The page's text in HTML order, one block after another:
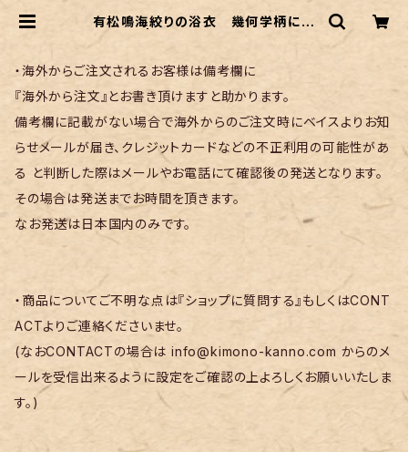
有松鳴海絞りの浴衣 幾何学柄にお
・海外からご注文されるお客様は備考欄に
『海外から注文』とお書き頂けますと助かります。
備考欄に記載がない場合で海外からのご注文時にベイスよりお知
らせメールが届き、クレジットカードなどの不正利用の可能性があ
る と判断した際はメールやお電話にて確認後の発送となります。
その場合は発送までお時間を頂きます。
なお発送は日本国内のみです。
・商品についてご不明な点は『ショップに質問する』もしくはCONT
ACTよりご連絡くださいませ。
(なおCONTACTの場合はinfo@kimono-kanno.com からのメ
ールを受信出来るように設定をご確認の上よろしくお願いいたしま
す。)